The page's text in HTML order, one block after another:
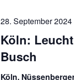
Köln:
Busch
28. September
Köln,